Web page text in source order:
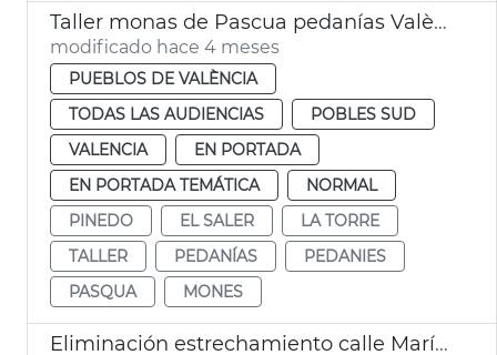
Taller monas de Pascua pedanías València
modificado hace 4 meses
PUEBLOS DE VALÈNCIA
TODAS LAS AUDIENCIAS
POBLES SUD
VALENCIA
EN PORTADA
EN PORTADA TEMÁTICA
NORMAL
PINEDO
EL SALER
LA TORRE
TALLER
PEDANÍAS
PEDANIES
PASQUA
MONES
Eliminación estrechamiento calle Marí Villamil Pinedo